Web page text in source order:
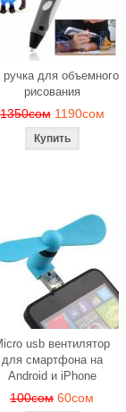
ручка для объемного
рисования
1350сом 1190сом
usb вентилятор
для смартфона на
Android и iPhone
100сом 60сом